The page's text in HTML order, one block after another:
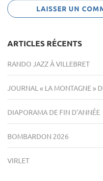
ARTICLES RÉCENTS
RANDO JAZZ À VILLEBRET
JOURNAL « LA MONTAGNE »
DIAPORAMA DE FIN D’ANNÉE
BOMBARDON 2026
VIRLET